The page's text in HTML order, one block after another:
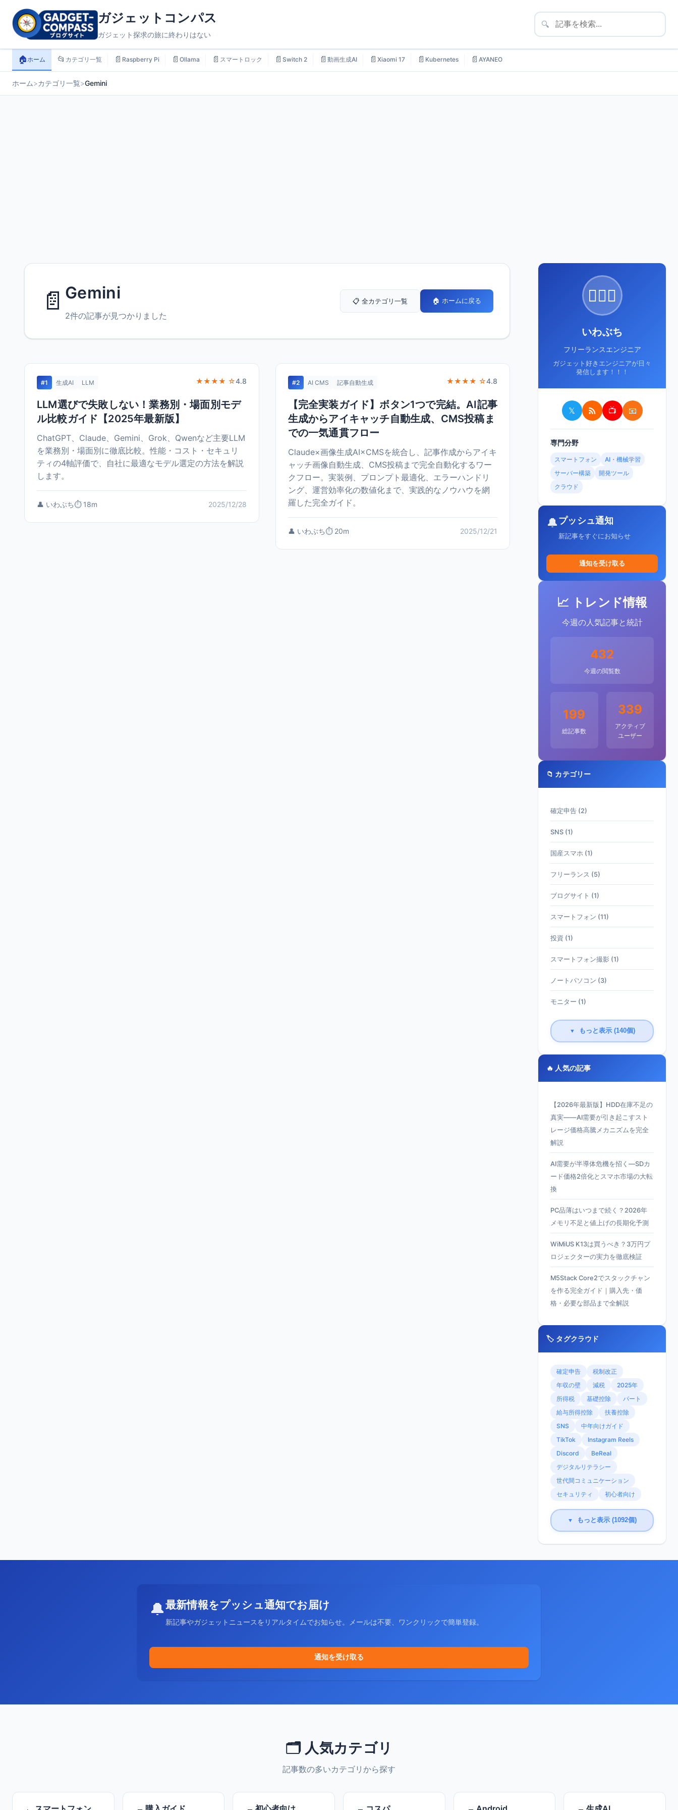
ガジェットコンパス
ガジェット探求の旅に終わりはない
🔍
🏠ホーム 📂 カテゴリ一覧 📄 Raspberry Pi 📄 Ollama 📄 スマートロック 📄 Switch 2 📄 動画生成AI 📄 Xiaomi 17 📄 Kubernetes 📄 AYANEO
ホーム>カテゴリ一覧>Gemini
📄 Gemini
2件の記事が見つかりました
📋 全カテゴリ一覧 🏠 ホームに戻る
#1 生成AI LLM ★★★★ ☆4.8
LLM選びで失敗しない！業務別・場面別モデ
ル比較ガイド【2025年最新版】
ChatGPT、Claude、Gemini、Grok、Qwenなど主要LLM
を業務別・場面別に徹底比較。性能・コスト・セキュリ
ティの4軸評価で、自社に最適なモデル選定の方法を解説
します。
👤 いわぶち⏱️ 18m 2025/12/28
#2 AI CMS 記事自動生成 ★★★★ ☆4.8
【完全実装ガイド】ボタン1つで完結。AI記事
生成からアイキャッチ自動生成、CMS投稿ま
での一気通貫フロー
Claude×画像生成AI×CMSを統合し、記事作成からアイキ
ャッチ画像自動生成、CMS投稿まで完全自動化するワー
クフロー。実装例、プロンプト最適化、エラーハンドリ
ング、運営効率化の数値化まで、実践的なノウハウを網
羅した完全ガイド。
👤 いわぶち⏱️ 20m 2025/12/21
🙋🏻‍♂️
いわぶち
フリーランスエンジニア
ガジェット好きエンジニアが日々
発信します！！！
𝕏 📺 📧
専門分野
スマートフォン
AI・機械学習
サーバー構築
開発ツール
クラウド
🔔プッシュ通知
新記事をすぐにお知らせ
通知を受け取る
📈 トレンド情報
今週の人気記事と統計
432
今週の閲覧数
199
総記事数
339
アクティブ
ユーザー
📁 カテゴリー
確定申告 (2)
SNS (1)
国産スマホ (1)
フリーランス (5)
ブログサイト (1)
スマートフォン (11)
投資 (1)
スマートフォン撮影 (1)
ノートパソコン (3)
モニター (1)
▼ もっと表示 (140個)
🔥 人気の記事
【2026年最新版】HDD在庫不足の
真実——AI需要が引き起こすスト
レージ価格高騰メカニズムを完全
解説
AI需要が半導体危機を招く—SDカ
ード価格2倍化とスマホ市場の大転
換
PC品薄はいつまで続く？2026年
メモリ不足と値上げの長期化予測
WiMiUS K13は買うべき？3万円プ
ロジェクターの実力を徹底検証
M5Stack Core2でスタックチャン
を作る完全ガイド｜購入先・価
格・必要な部品まで全解説
🏷️ タグクラウド
確定申告
税制改正
年収の壁
減税
2025年
所得税
基礎控除
パート
給与所得控除
扶養控除
SNS
中年向けガイド
TikTok
Instagram Reels
Discord
BeReal
デジタルリテラシー
世代間コミュニケーション
セキュリティ
初心者向け
▼ もっと表示 (1092個)
🔔最新情報をプッシュ通知でお届け
新記事やガジェットニュースをリアルタイムでお知らせ。メールは不要、ワンクリックで簡単登録。
通知を受け取る
🗂️ 人気カテゴリ
記事数の多いカテゴリから探す